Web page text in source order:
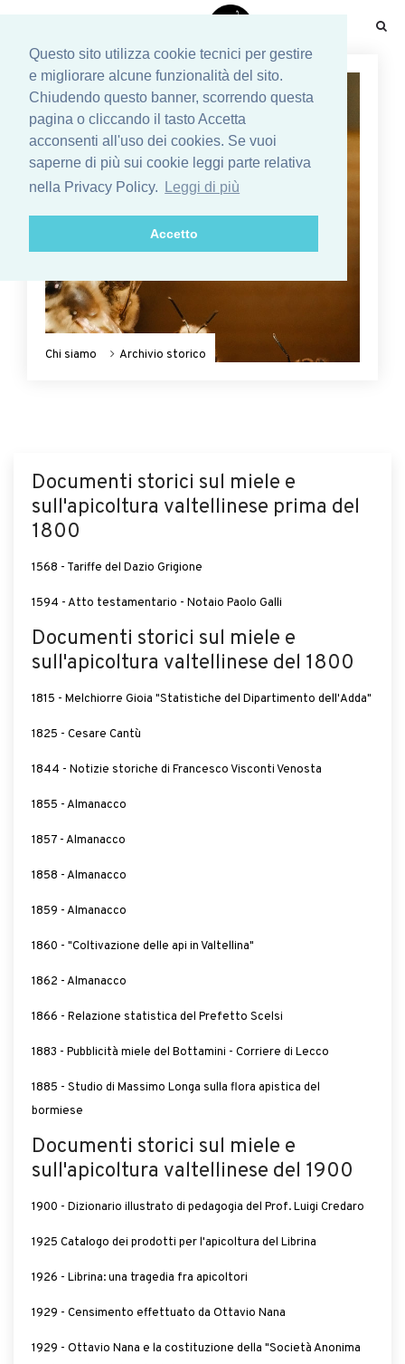
Questo sito utilizza cookie tecnici per gestire
e migliorare alcune funzionalità del sito.
Chiudendo questo banner, scorrendo questa
pagina o cliccando il tasto Accetta
acconsenti all'uso dei cookies. Se vuoi
saperne di più sui cookie leggi parte relativa
nella Privacy Policy.
Leggi di più
Accetto
Chi siamo Archivio storico
Documenti storici sul miele e
sull'apicoltura valtellinese prima del
1800
1568 - Tariffe del Dazio Grigione
1594 - Atto testamentario - Notaio Paolo Galli
Documenti storici sul miele e
sull'apicoltura valtellinese del 1800
1815 - Melchiorre Gioia "Statistiche del Dipartimento dell'Adda"
1825 - Cesare Cantù
1844 - Notizie storiche di Francesco Visconti Venosta
1855 - Almanacco
1857 - Almanacco
1858 - Almanacco
1859 - Almanacco
1860 - "Coltivazione delle api in Valtellina"
1862 - Almanacco
1866 - Relazione statistica del Prefetto Scelsi
1883 - Pubblicità miele del Bottamini - Corriere di Lecco
1885 - Studio di Massimo Longa sulla flora apistica del
bormiese
Documenti storici sul miele e
sull'apicoltura valtellinese del 1900
1900 - Dizionario illustrato di pedagogia del Prof. Luigi Credaro
1925 Catalogo dei prodotti per l'apicoltura del Librina
1926 - Librina: una tragedia fra apicoltori
1929 - Censimento effettuato da Ottavio Nana
1929 - Ottavio Nana e la costituzione della "Società Anonima